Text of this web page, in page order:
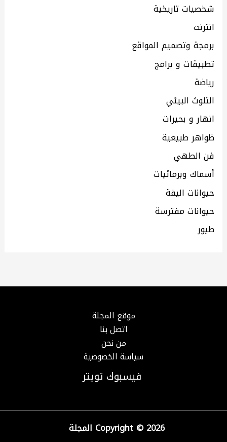
شخصيات تاريخية
انترنت
برمجة وتصميم المواقع
تطبيقات و برامج
رياضة
التلوث البيئي
انهار و بحيرات
ظواهر طبيعية
فن الطهي
أسماك وبرمائيات
حيوانات اليفة
حيوانات مفترسة
طيور
موقع المجلة
اتصل بنا
من نحن
سياسة الخصوصية
فيسبوك تويتر
Copyright © 2026 المجلة